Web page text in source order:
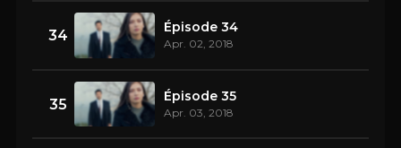
34 Épisode 34
Apr. 02, 2018
35 Épisode 35
Apr. 03, 2018